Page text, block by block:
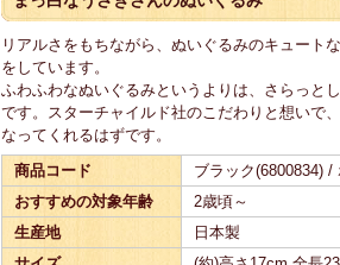
リアルさをもちながら、ぬいぐるみのキュート
をしています。
ふわふわなぬいぐるみというよりは、さらっと
です。スターチャイルド社のこだわりと想いで
なってくれるはずです。
商品コード
ブラック(6800834) /
おすすめの対象年齢
2歳頃～
生産地
日本製